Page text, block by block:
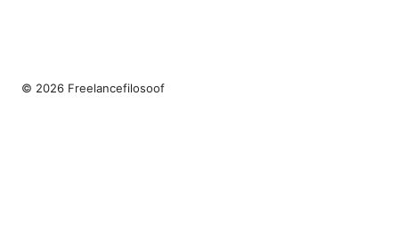
© 2026 Freelancefilosoof